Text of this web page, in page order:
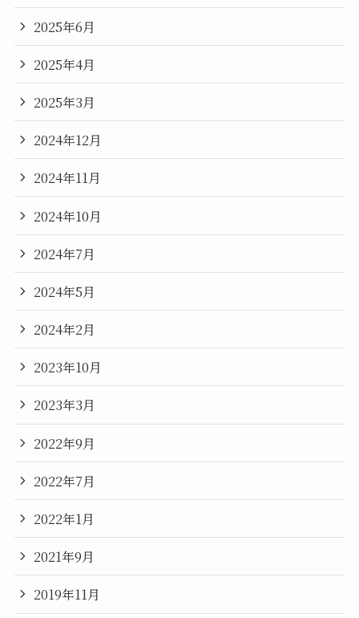
2025年6月
2025年4月
2025年3月
2024年12月
2024年11月
2024年10月
2024年7月
2024年5月
2024年2月
2023年10月
2023年3月
2022年9月
2022年7月
2022年1月
2021年9月
2019年11月